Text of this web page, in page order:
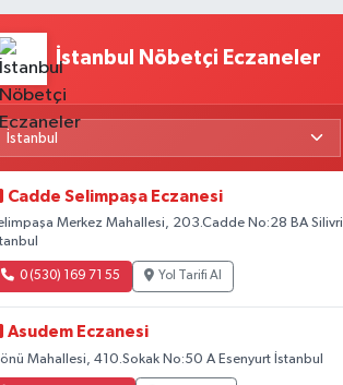
İstanbul Nöbetçi Eczaneler
Cadde Selimpaşa Eczanesi
Merkez Mahallesi, 203.Cadde No:28 BA Silivri
0 (530) 169 71 55 Yol Tarifi Al
Asudem Eczanesi
Mahallesi, 410.Sokak No:50 A Esenyurt İstanbul